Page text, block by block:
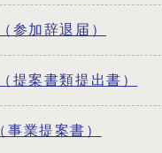
参加辞退届）
提案書類提出書）
事業提案書）